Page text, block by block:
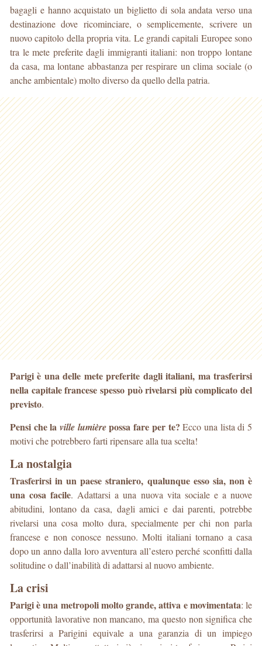
bagagli e hanno acquistato un biglietto di sola andata verso una
destinazione dove ricominciare, o semplicemente, scrivere un
nuovo capitolo della propria vita. Le grandi capitali Europee sono
tra le mete preferite dagli immigranti italiani: non troppo lontane
da casa, ma lontane abbastanza per respirare un clima sociale (o
anche ambientale) molto diverso da quello della patria.
Parigi è una delle mete preferite dagli italiani, ma trasferirsi
nella capitale francese spesso può rivelarsi più complicato del
previsto.
Pensi che laville lumièrepossa fare per te? Ecco una lista di 5
motivi che potrebbero farti ripensare alla tua scelta!
La nostalgia
Trasferirsi in un paese straniero, qualunque esso sia, non è
una cosa facile. Adattarsi a una nuova vita sociale e a nuove
abitudini, lontano da casa, dagli amici e dai parenti, potrebbe
rivelarsi una cosa molto dura, specialmente per chi non parla
francese e non conosce nessuno. Molti italiani tornano a casa
dopo un anno dalla loro avventura all’estero perché sconfitti dalla
solitudine o dall’inabilità di adattarsi al nuovo ambiente.
La crisi
Parigi è una metropoli molto grande, attiva e movimentata: le
opportunità lavorative non mancano, ma questo non significa che
trasferirsi a Parigini equivale a una garanzia di un impiego